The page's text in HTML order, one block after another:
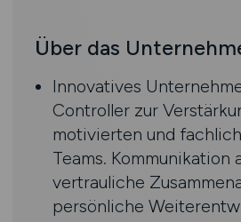
Über das
Innovatives
Controller zur
motivierten und
Teams. Kommunikation
vertrauliche
persönliche